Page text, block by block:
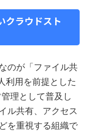
クラウドスト
のが「ファイル共
利用を前提とした
理として普及し
ル共有、アクセス
を重視する組織で